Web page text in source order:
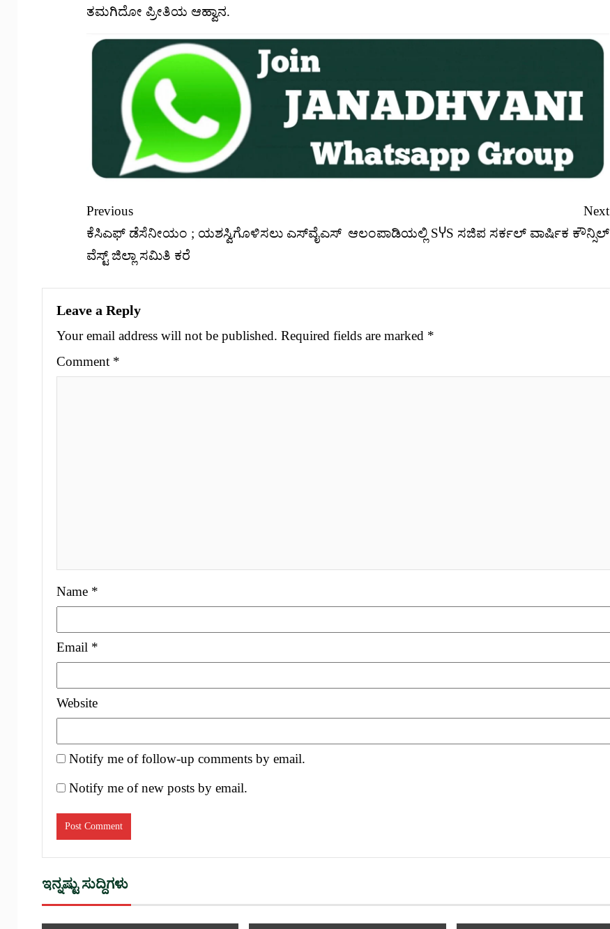
ತಮಗಿದೋ ಪ್ರೀತಿಯ ಆಹ್ವಾನ.
Previous
ಕೆಸಿಎಫ್ ಡೆಸೆನೀಯಂ ; ಯಶಸ್ವಿಗೊಳಿಸಲು ಎಸ್‌ವೈಎಸ್
ವೆಸ್ಟ್ ಜಿಲ್ಲಾ ಸಮಿತಿ ಕರೆ
Next
ಆಲಂಪಾಡಿಯಲ್ಲಿ SჄS ಸಜಿಪ ಸರ್ಕಲ್ ವಾರ್ಷಿಕ ಕೌನ್ಸಿಲ್
Leave a Reply
Your email address will not be published. Required fields are marked *
Comment *
Name *
Email *
Website
Notify me of follow-up comments by email.
Notify me of new posts by email.
ಇನ್ನಷ್ಟು ಸುದ್ದಿಗಳು